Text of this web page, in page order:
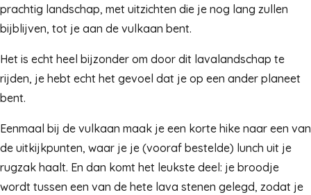
prachtig landschap, met uitzichten die je nog lang zullen
bijblijven, tot je aan de vulkaan bent.
Het is echt heel bijzonder om door dit lavalandschap te
rijden, je hebt echt het gevoel dat je op een ander planeet
bent.
Eenmaal bij de vulkaan maak je een korte hike naar een van
de uitkijkpunten, waar je je (vooraf bestelde) lunch uit je
rugzak haalt. En dan komt het leukste deel: je broodje
wordt tussen een van de hete lava stenen gelegd, zodat je